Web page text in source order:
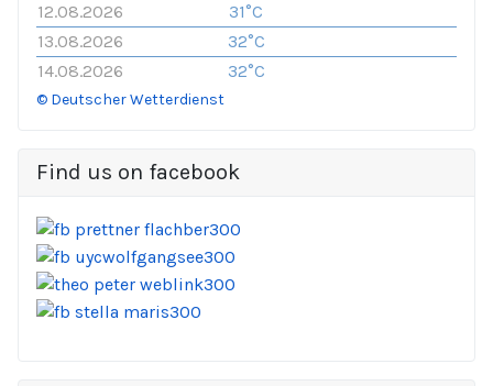
12.08.2026
31°C
13.08.2026
32°C
14.08.2026
32°C
© Deutscher Wetterdienst
Find us on facebook